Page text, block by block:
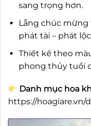
sang trọng hơn.
Lẵng chúc mừng
phát tài – phát
Thiết kế theo
phong thủy tuổi
Danh mục hoa
https://